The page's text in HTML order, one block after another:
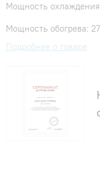
Мощность
Мощность обогрева:
Подробнее о товаре